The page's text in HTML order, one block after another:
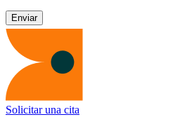
Solicitar una cita